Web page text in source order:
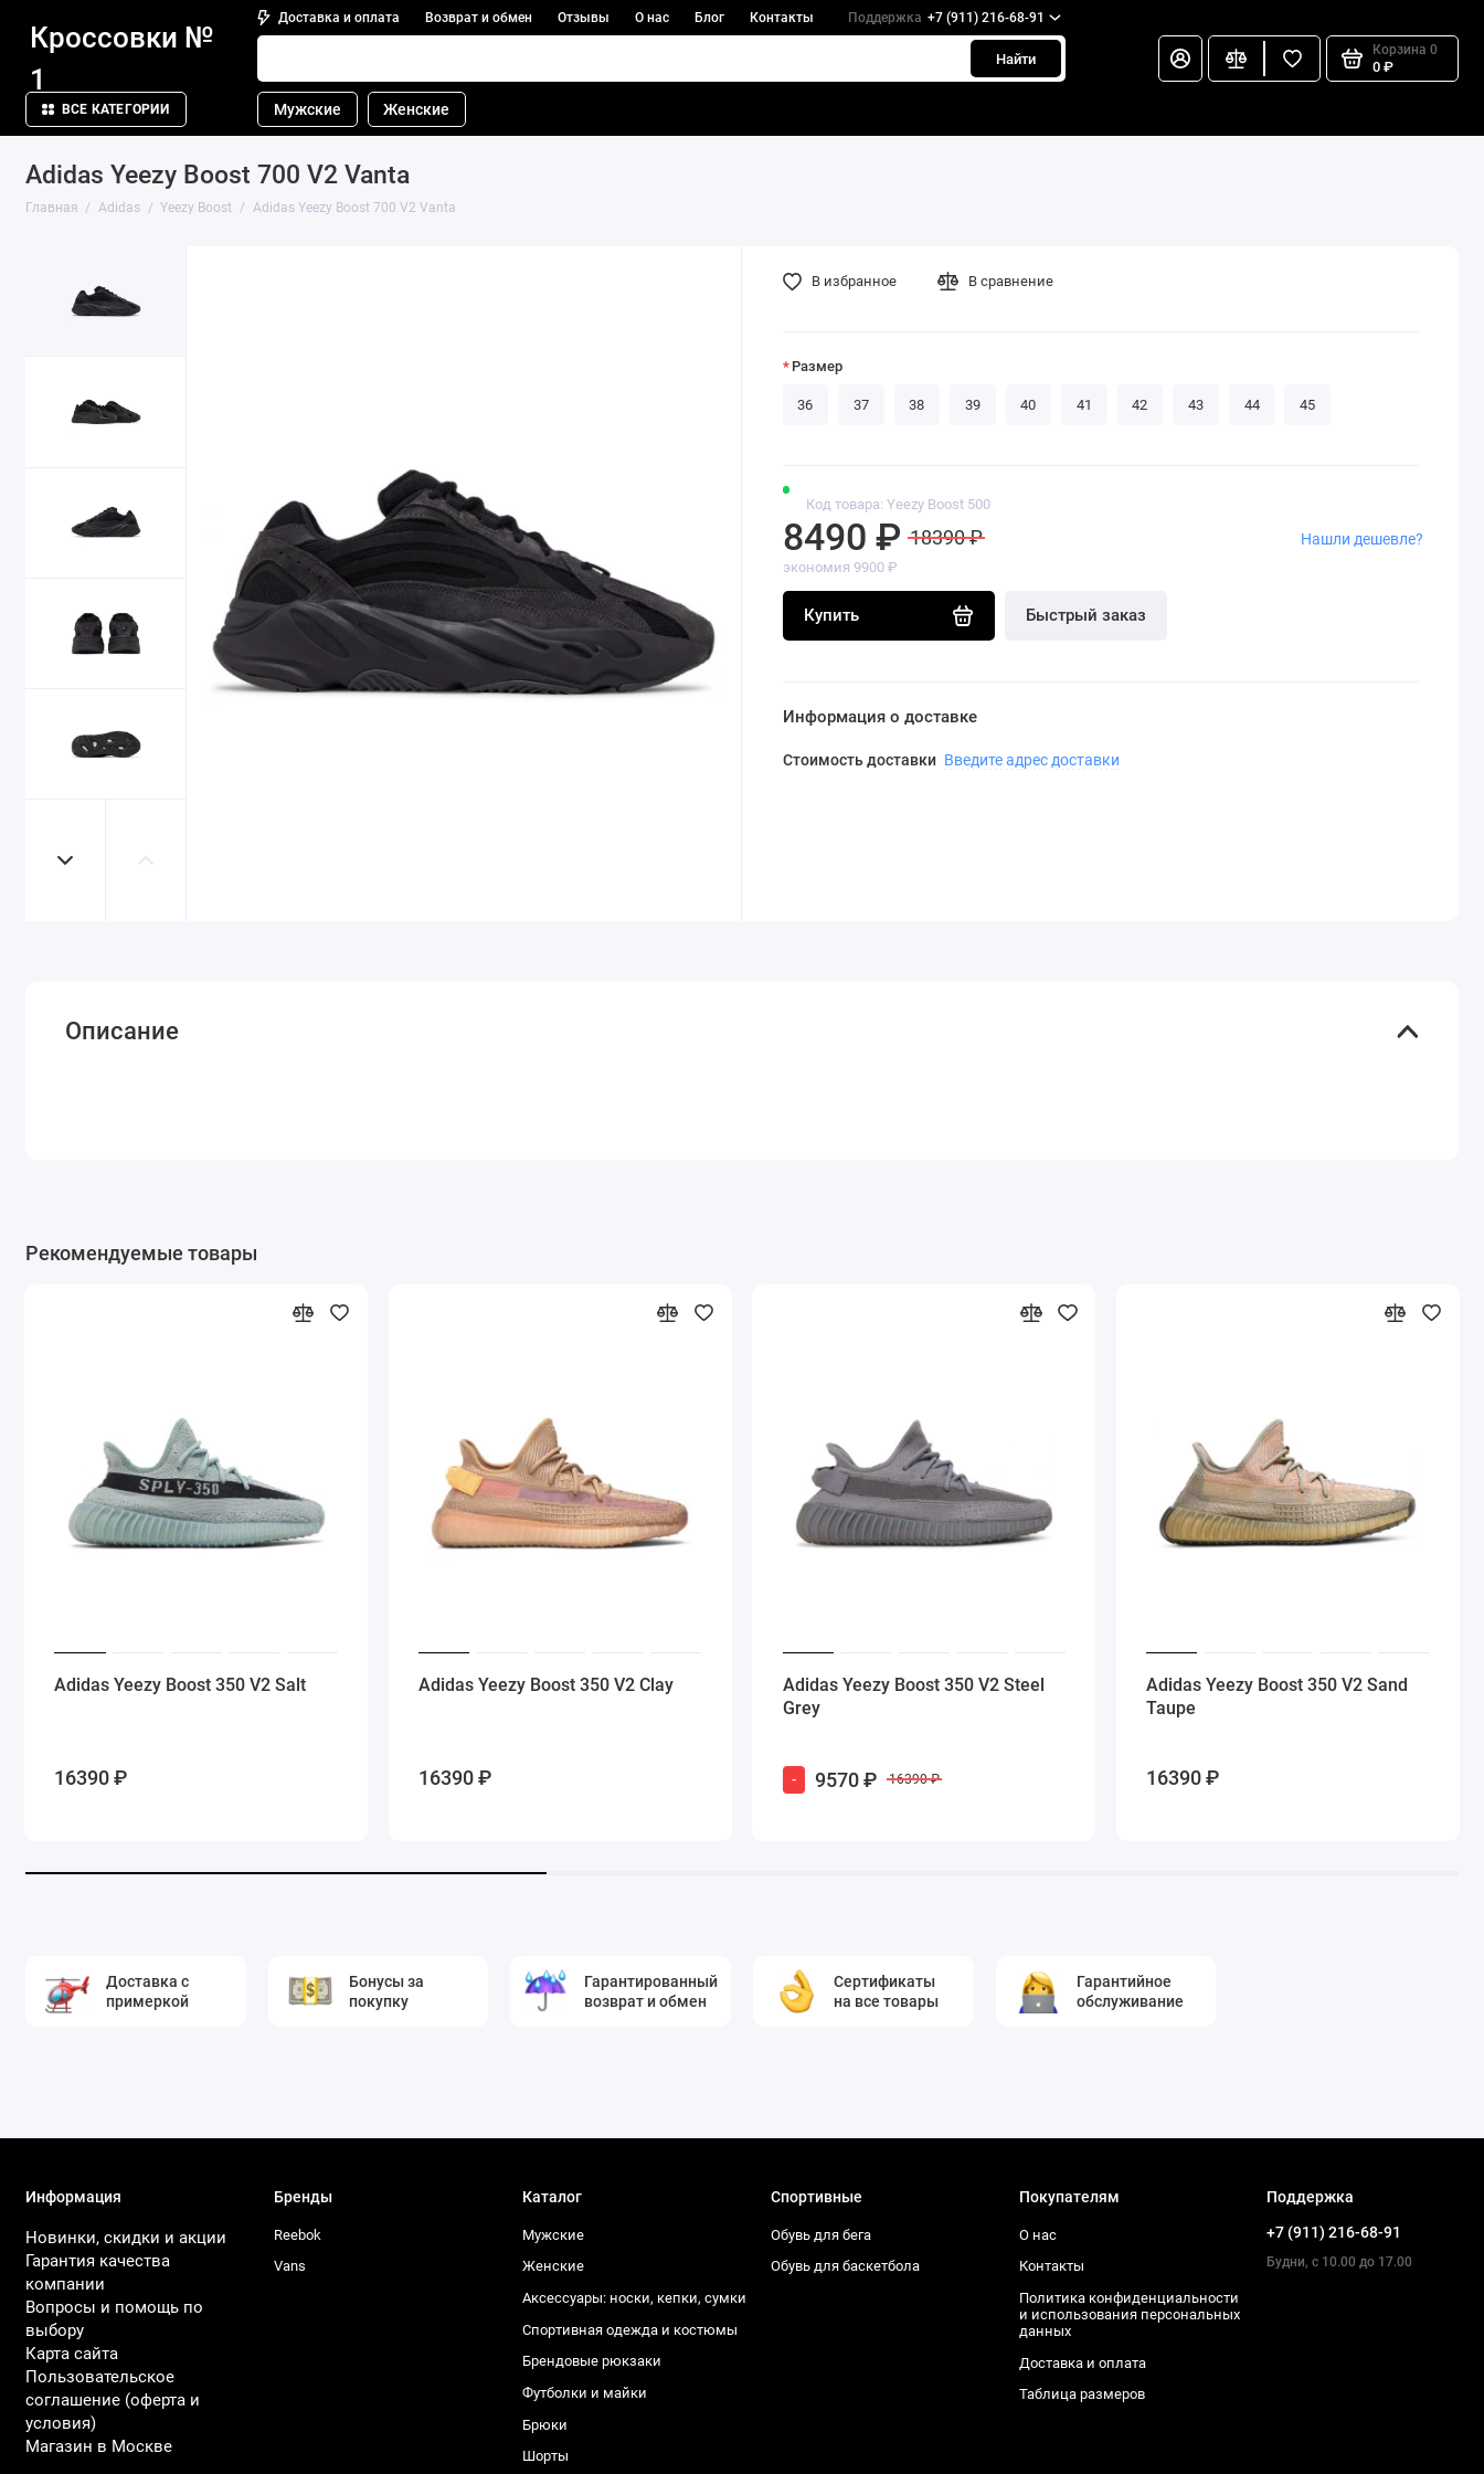
Доставка и оплата Возврат и обмен Отзывы О нас Блог Контакты Поддержка +7 (911) 216-68-91
Кроссовки №
1
Найти
Корзина 0
0 ₽
ВСЕ КАТЕГОРИИ Мужские Женские
Adidas Yeezy Boost 700 V2 Vanta
Главная Adidas Yeezy Boost Adidas Yeezy Boost 700 V2 Vanta
Код товара: Yeezy Boost 500
8490 ₽ 18390 ₽
экономия 9900 ₽
Купить Быстрый заказ
Нашли дешевле?
В избранное В сравнение
Размер
36 37 38 39 40 41 42 43 44 45
Информация о доставке
Стоимость доставки Введите адрес доставки
Описание
Рекомендуемые товары
Adidas Yeezy Boost 350 V2 Salt
16390 ₽
Adidas Yeezy Boost 350 V2 Clay
16390 ₽
Adidas Yeezy Boost 350 V2 Steel
Grey
- 9570 ₽ 16390 ₽
Adidas Yeezy Boost 350 V2 Sand
Taupe
16390 ₽
Доставка с
примеркой
Бонусы за
покупку
Гарантированный
возврат и обмен
Сертификаты
на все товары
Гарантийное
обслуживание
Информация
Новинки, скидки и акции
Гарантия качества
компании
Вопросы и помощь по
выбору
Карта сайта
Пользовательское
соглашение (оферта и
условия)
Магазин в Москве
Бренды
Reebok
Vans
Каталог
Мужские
Женские
Аксессуары: носки, кепки, сумки
Спортивная одежда и костюмы
Брендовые рюкзаки
Футболки и майки
Брюки
Шорты
Спортивные
Обувь для бега
Обувь для баскетбола
Покупателям
О нас
Контакты
Политика конфиденциальности
и использования персональных
данных
Доставка и оплата
Таблица размеров
Поддержка
+7 (911) 216-68-91
Будни, с 10.00 до 17.00